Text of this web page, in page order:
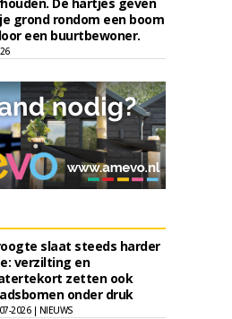
grond rondom een boom
een buurtbewoner.
slaat steeds harder
verzilting en
zetten ook
onder druk
2026 | NIEUWS